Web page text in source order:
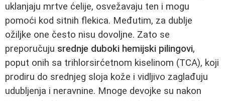
uklanjaju mrtve ćelije, osvežavaju ten i mogu
pomoći kod sitnih flekica. Međutim, za dublje
ožiljke one često nisu dovoljne. Zato se
preporučuju srednje duboki hemijski pilingovi,
poput onih sa trihlorsirćetnom kiselinom (TCA), koji
prodiru do srednjeg sloja kože i vidljivo zaglađuju
udubljenja i neravnine. Mnoge devojke su nakon